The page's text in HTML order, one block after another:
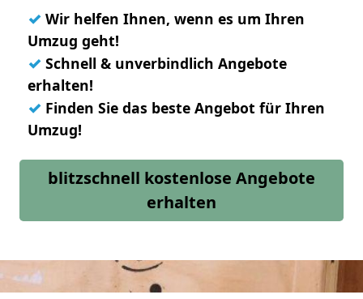
✓ Wir helfen Ihnen, wenn es um Ihren
Umzug geht!
✓ Schnell & unverbindlich Angebote
erhalten!
✓ Finden Sie das beste Angebot für Ihren
Umzug!
blitzschnell kostenlose Angebote
erhalten